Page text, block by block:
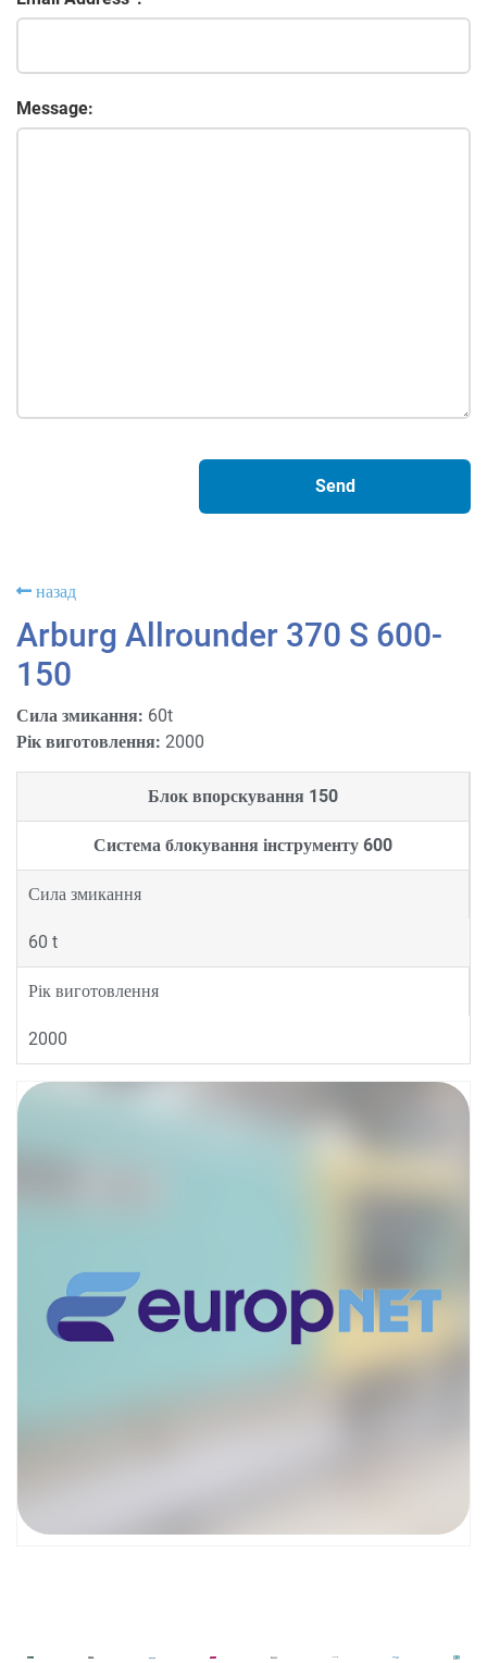
Message:
назад
Arburg Allrounder 370 S 600-
150
Сила змикання: 60t
Рік виготовлення: 2000
Блок впорскування 150
Система блокування інструменту 600
Сила змикання
60 t
Рік виготовлення
2000